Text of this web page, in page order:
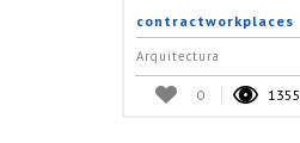
contractworkplaces
Arquitectura
0 1355